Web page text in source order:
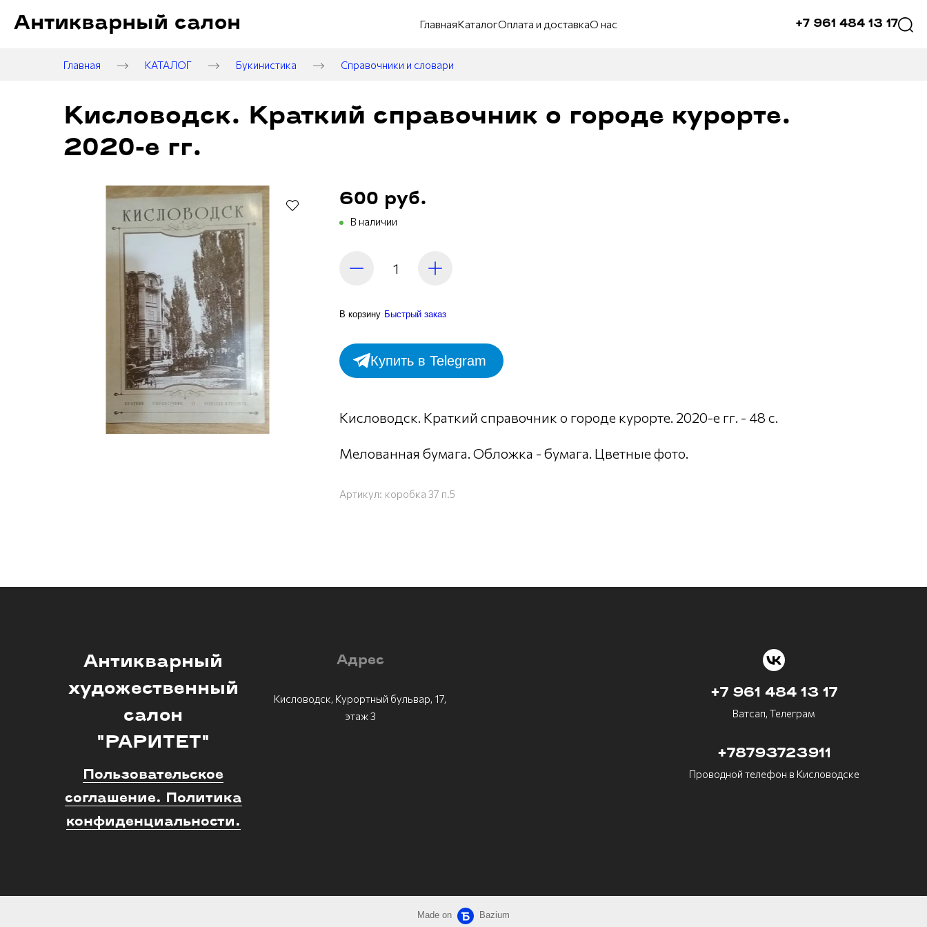
Антикварный салон ГлавнаяКаталогОплата и доставкаО нас +7 961 484 13 17
Главная КАТАЛОГ Букинистика Справочники и словари
Кисловодск. Краткий справочник о городе курорте.
2020-е гг.
600 руб.
В наличии
В корзину Быстрый заказ
Купить в Telegram
Кисловодск. Краткий справочник о городе курорте. 2020-е гг. - 48 с.
Мелованная бумага. Обложка - бумага. Цветные фото.
Артикул: коробка 37 п.5
Антикварный
художественный
салон
"РАРИТЕТ"
Пользовательское
соглашение. Политика
конфиденциальности.
Адрес
Кисловодск, Курортный бульвар, 17,
этаж 3
+7 961 484 13 17
Ватсап, Телеграм
+78793723911
Проводной телефон в Кисловодске
Made on Bazium